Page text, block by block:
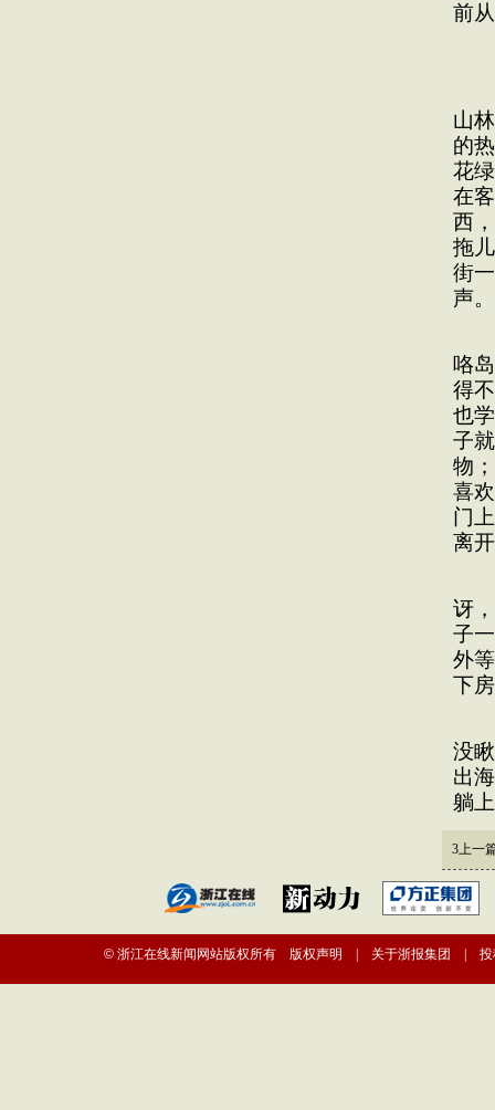
前
山
的
花
在
西
拖
街
声。
咯
得
也
子
物
喜
门
离
讶
子
外
下
没
出
躺
3上一